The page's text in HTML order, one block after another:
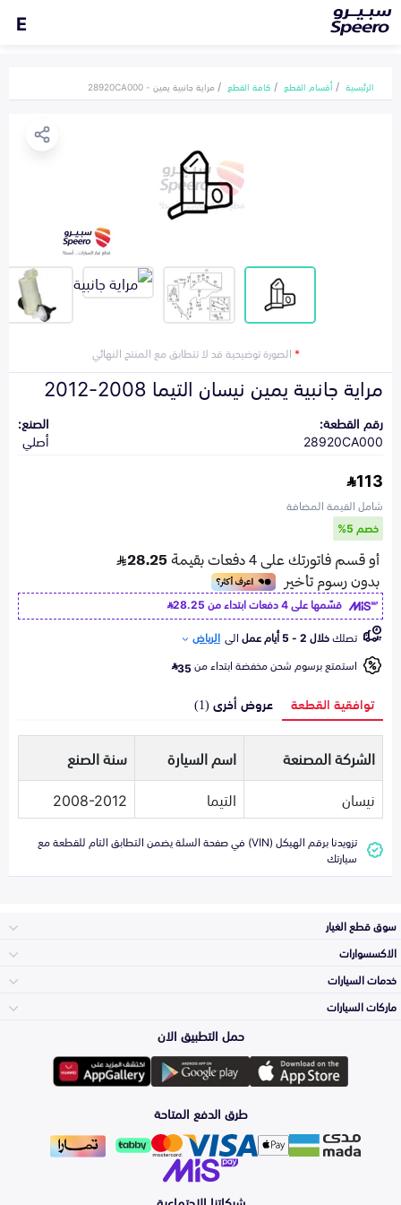
E
الرئيسية أقسام القطع كافة القطع مراية جانبية يمين - 28920CA000
*الصورة توضيحية قد لا تتطابق مع المنتج النهائي
مراية جانبية يمين نيسان التيما 2008-2012
رقم القطعة:
28920CA000
الصنع:
أصلي
113
شامل القيمة المضافة
خصم 5%
قسّمها على 4 دفعات ابتداء من
28.25
تصلكخلال 2 - 5 أيام عمل الى الرياض
استمتع برسوم شحن مخفضة ابتداء من35
توافقية القطعة عروض أخرى (1)
الشركة المصنعة اسم السيارة
سنة الصنع
نيسان
التيما 2008-2012
تزويدنا برقم الهيكل (VIN) في صفحة السلة يضمن التطابق التام للقطعة مع
سيارتك
سوق قطع الغيار
المكائن، القيرات
وملحقاتها
الشمعات
والاصطبات (الاضاءة)
الفرامل والأقمشة
الاكسسوارات
لوازم الرحلات
اكسسوارات العناية
خدمات السيارات
الأكثر مبيعاً
التلميع والعناية
ماركات السيارات
Toyota
Hyundai
حمل التطبيق الان
طرق الدفع المتاحة